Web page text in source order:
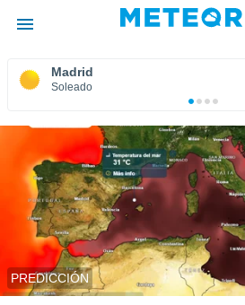
para
la
que se
calidad.
a este
las
y
Madrid
Soleado
PREDICCIÓN